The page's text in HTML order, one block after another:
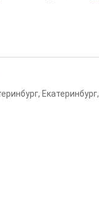
, Екатеринбург,